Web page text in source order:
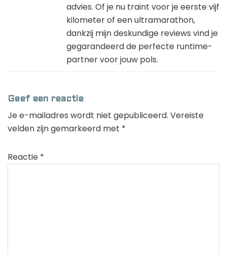
advies. Of je nu traint voor je eerste vijf
kilometer of een ultramarathon,
dankzij mijn deskundige reviews vind je
gegarandeerd de perfecte runtime-
partner voor jouw pols.
Geef een reactie
Je e-mailadres wordt niet gepubliceerd. Vereiste
velden zijn gemarkeerd met *
Reactie *